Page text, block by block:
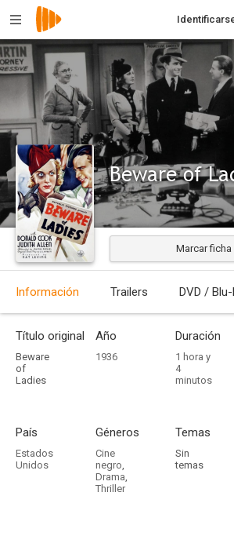
Beware of
Marcar ficha
Información Trailers DVD /
Título original
Beware
of
Ladies
Año
1936
Duración
1 hora y
4
minutos
País
Estados
Unidos
Géneros
Cine
negro,
Drama,
Thriller
Temas
Sin
temas